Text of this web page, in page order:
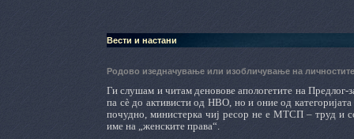
Вести и настани
Родово изедначување или изобличување на
Ги слушам и читам деновове апологетите на
па сè до активисти од НВО, но и оние од
почудно, министерка чиј ресор не е МТСП – труд и
име на „женските права“.